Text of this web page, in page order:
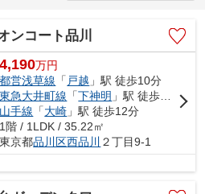
ンコート品川
4,190万円
都営浅草線 「 戸越 」駅 徒歩10分
東急大井町線 「下神明 」駅 徒歩10分
山手線 「大崎 」駅 徒歩12分
1階 / 1LDK / 35.22㎡
東京都品川区西品川 ２丁目9-1